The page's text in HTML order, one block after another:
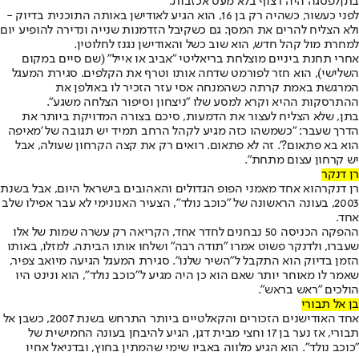
לפני כעשור, כשהיה רק בן 16, הוא הגיע לאודישן באותה התוכנית בדיוק -
ולא הצליח להרים את המסך. גם כשקיבל הזדמנות שנייה ונדירה להופיע יום
למחרת מול קהל חדש, הוא שוב כשל והאודישן נגנז לחלוטין.
אחרי תחנת ביניים מוצלחת בריאליטי "אביב או אייל" (שם סיים במקום
השלישי), הוא חזר לפורמט שדחה אותו וטרף את הקלפים. סגירת המעגל
המרגשת באמת קרתה כשהמנחה אסי עזר הזכיר לו באולפן את
ההתרסקות ההיא וקרא למסע שלו "ניצחון וסיפור הצלחה משגע".
בתן, שלא הצליח לעצור את הדמעות, סיכם בצורה המדויקת ביותר את
הדרך שעבר: "כשמשהו כזה מגיע לקהל הרחב תמיד יש תגובה של 'מאיפה
הוא בא פתאום?'. זה לא פתאום. רואים רק את קצה הקרחון שעולה, אבל
יש קרחון עצום מתחת".
רן דנקר
רן דנקרהוא אחד מאמני הפופ הגדולים והאהובים בישראל היום, אבל בשנת
2003, בעונה הראשונה של "כוכב נולד", הצעיר האנונימי לא עבר אפילו שלב
אחד.
ההפקה הכניסה 50 נבחנים לחדר אחד, הקריאה רק עשרה שמות של אלו
שעברו, ולדנקר פשוט אמרו "תודה רבה" ושלחו אותו הביתה. למזלו, באותו
הזמן בדיוק הוא התקבל ל"השיר שלנו". סגירת המעגל הגיעה מיואב צפיר,
שאמר לו מאוחר יותר שאם הוא כן היה מגיע ל"כוכב נולד", הוא ונינט היו
הולכים "ראש בראש".
בן אל תבורי
אחד האודישנים הזכורים והקאלטיים ביותר התרחש בשנת 2007, כש
בן אל
תבורי
, אז נער בן 17 וחצי מבית דגן, הגיע להיבחן בעונה החמישית של
"כוכב נולד". הוא הגיע מלווה באביו שימי שהמתין בחוץ, ובדניאל אחיו